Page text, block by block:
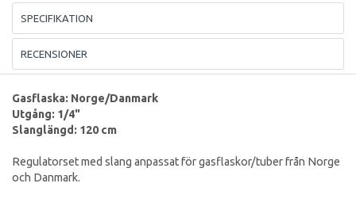
SPECIFIKATION
RECENSIONER
Gasflaska: Norge/Danmark
Utgång: 1/4"
Slanglängd: 120 cm
Regulatorset med slang anpassat för gasflaskor/tuber från Norge
och Danmark.